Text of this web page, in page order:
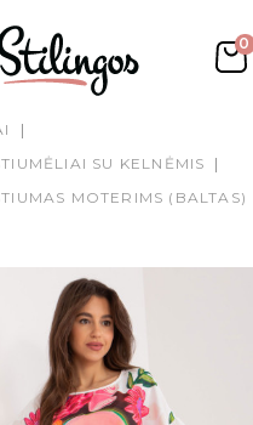
0
SU KELNĖMIS
MOTERIMS (BALTAS)